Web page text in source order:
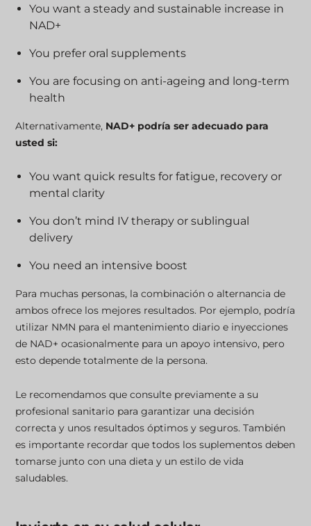
You want a steady and sustainable increase in
NAD+
You prefer oral supplements
You are focusing on anti-ageing and long-term
health
Alternativamente, NAD+ podría ser adecuado para
usted si:
You want quick results for fatigue, recovery or
mental clarity
You don’t mind IV therapy or sublingual
delivery
You need an intensive boost
Para muchas personas, la combinación o alternancia de
ambos ofrece los mejores resultados. Por ejemplo, podría
utilizar NMN para el mantenimiento diario e inyecciones
de NAD+ ocasionalmente para un apoyo intensivo, pero
esto depende totalmente de la persona.
Le recomendamos que consulte previamente a su
profesional sanitario para garantizar una decisión
correcta y unos resultados óptimos y seguros. También
es importante recordar que todos los suplementos deben
tomarse junto con una dieta y un estilo de vida
saludables.